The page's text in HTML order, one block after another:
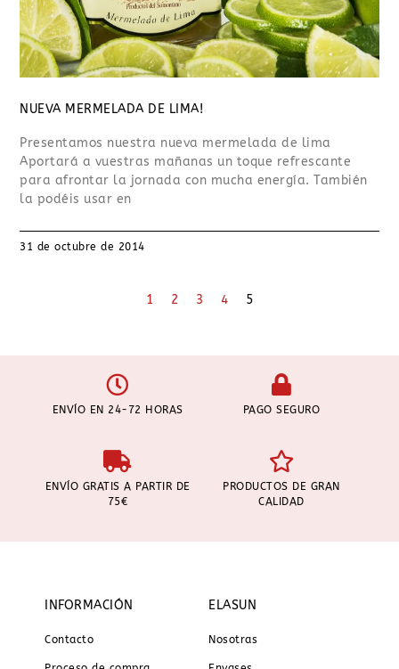
NUEVA MERMELADA DE LIMA!
Presentamos nuestra nueva mermelada de lima
Aportará a vuestras mañanas un toque refrescante
para afrontar la jornada con mucha energía. También
la podéis usar en
31 de octubre de 2014
1 2 3 4 5
ENVÍO EN 24-72 HORAS PAGO SEGURO
ENVÍO GRATIS A PARTIR DE
75€
PRODUCTOS DE GRAN
CALIDAD
INFORMACIÓN
Contacto
ELASUN
Nosotras